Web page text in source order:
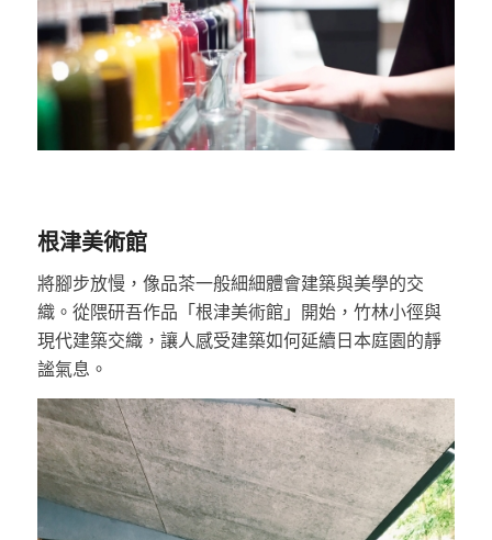
根津美術館
將腳步放慢，像品茶一般細細體會建築與美學的交
織。從隈研吾作品「根津美術館」開始，竹林小徑與
現代建築交織，讓人感受建築如何延續日本庭園的靜
謐氣息。